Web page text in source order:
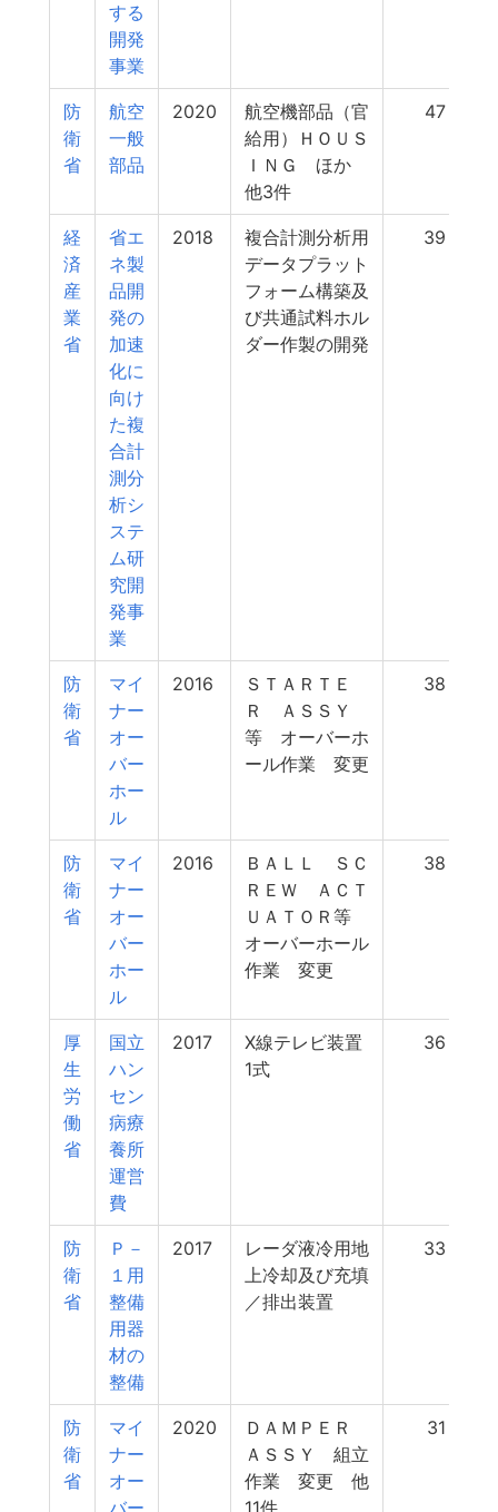
する
開発
事業
防
衛
省
航空
一般
部品
2020
航空機部品（官
給用）ＨＯＵＳ
ＩＮＧ ほか
他3件
47
経
済
産
業
省
省エ
ネ製
品開
発の
加速
化に
向け
た複
合計
測分
析シ
ステ
ム研
究開
発事
業
2018
複合計測分析用
データプラット
フォーム構築及
び共通試料ホル
ダー作製の開発
39
防
衛
省
マイ
ナー
オー
バー
ホー
ル
2016
ＳＴＡＲＴＥ
Ｒ ＡＳＳＹ
等 オーバーホ
ール作業 変更
38
防
衛
省
マイ
ナー
オー
バー
ホー
ル
2016
ＢＡＬＬ ＳＣ
ＲＥＷ ＡＣＴ
ＵＡＴＯＲ等
オーバーホール
作業 変更
38
厚
生
労
働
省
国立
ハン
セン
病療
養所
運営
費
2017
X線テレビ装置
1式
36
防
衛
省
Ｐ－
１用
整備
用器
材の
整備
2017
レーダ液冷用地
上冷却及び充填
／排出装置
33
防
衛
省
マイ
ナー
オー
バー
2020
ＤＡＭＰＥＲ
ＡＳＳＹ 組立
作業 変更 他
11件
31